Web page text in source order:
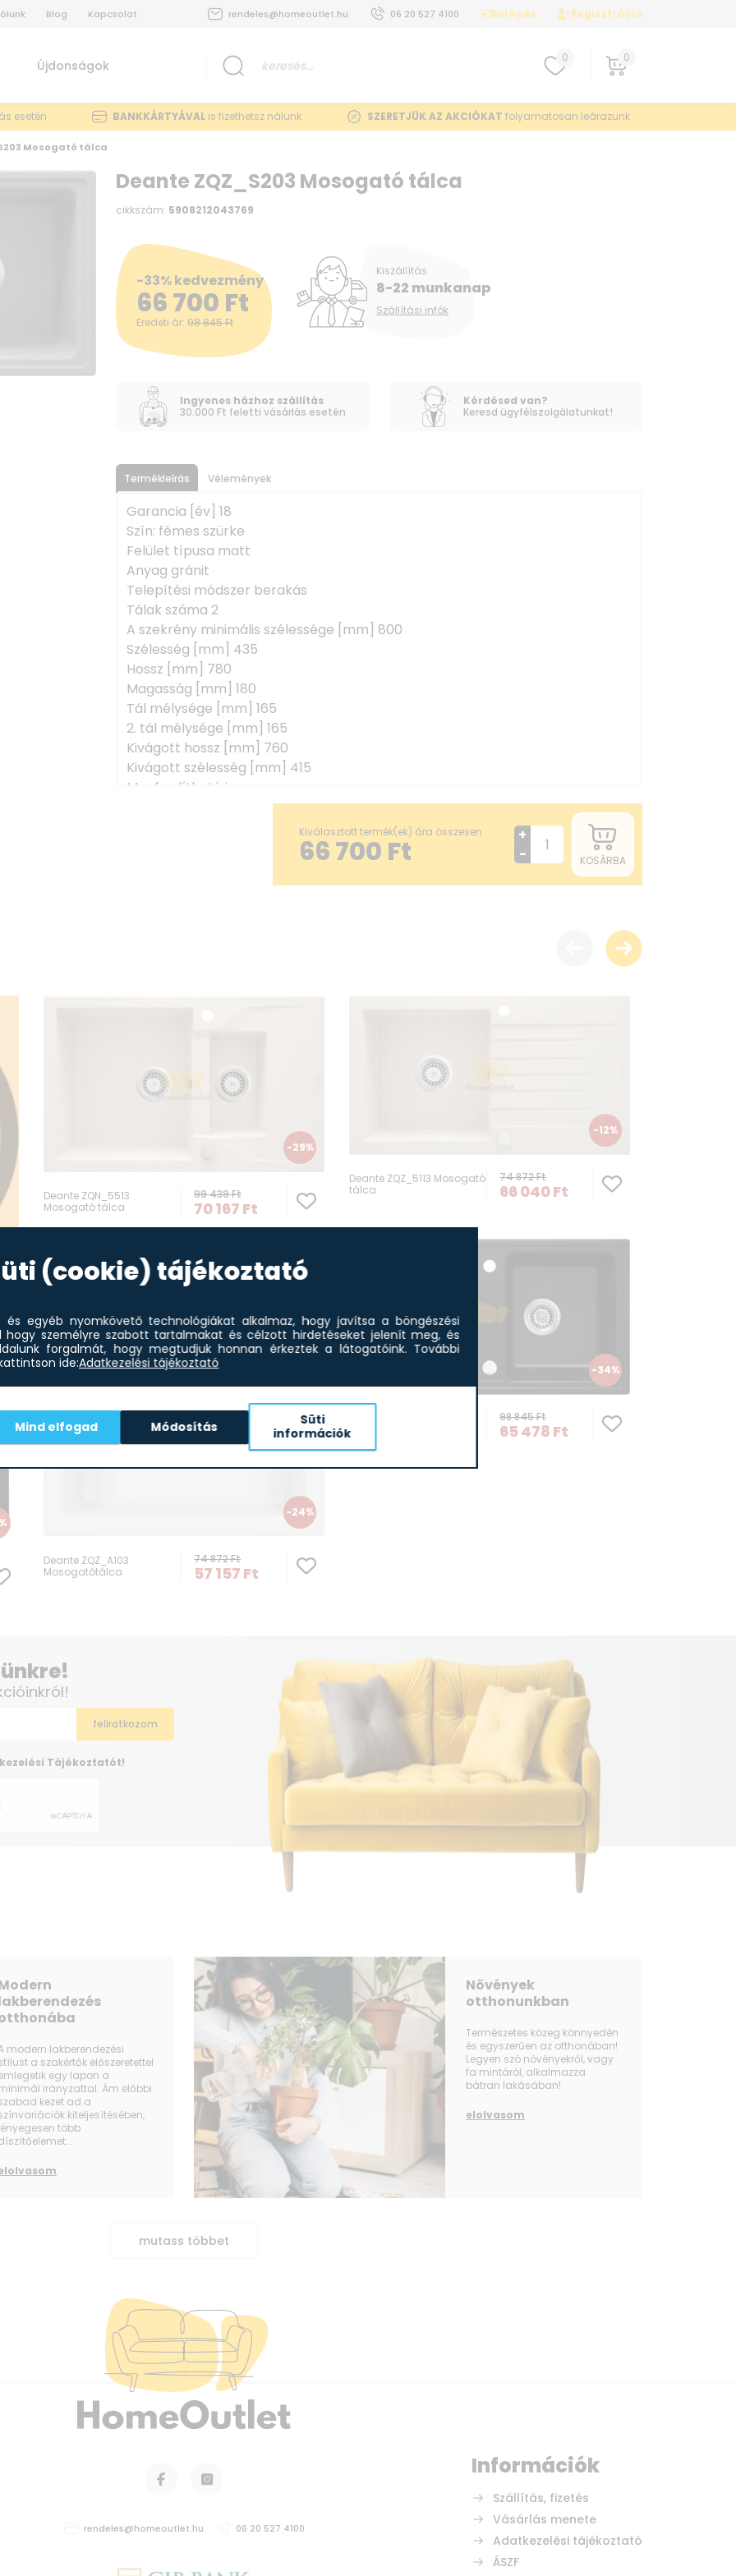
Blog Kapcsolat rendeles@homeoutlet.hu 06 20 527 4100 Belépés Regisztráció
Újdonságok
0 0
esetén BANKKÁRTYÁVAL is fizethetsz nálunk SZERETJÜK AZ AKCIÓKAT folyamatosan leárazunk
Mosogató tálca
Deante ZQZ_S203 Mosogató tálca
cikkszám: 5908212043769
-33% kedvezmény
66 700 Ft
Eredeti ár: 98 845Ft
Kiszállítás
8-22 munkanap
Szállítási infók
Ingyenes házhoz szállítás
30.000 Ft feletti vásárlás esetén
Kérdésed van?
Keresd ügyfélszolgálatunkat!
Termékleírás Vélemények
Garancia [év] 18
Szín: fémes szürke
Felület típusa matt
Anyag gránit
Telepítési módszer berakás
Tálak száma 2
A szekrény minimális szélessége [mm] 800
Szélesség [mm] 435
Hossz [mm] 780
Magasság [mm] 180
Tál mélysége [mm] 165
2. tál mélysége [mm] 165
Kivágott hossz [mm] 760
Kivágott szélesség [mm] 415
Megfordítható igen
Tartozékokkal felszerelve igen
Kiválasztott termék(ek) ára összesen
66 700 Ft
+
-
KOSÁRBA
-29%
Deante ZQN_5513
Mosogató tálca
99 439Ft
70 167 Ft
-24%
Deante ZQZ_A103
Mosogatótálca
74 872Ft
57 157 Ft
-12%
Deante ZQZ_5113 Mosogató
tálca
74 872Ft
66 040Ft
-34%
Mosogató tálca
98 845Ft
65 478 Ft
Tájékoztatót!
modern lakberendezési
a szakértők előszeretettel
egy lapon a
irányzattal. Ám előbbi
kezet ad a
kiteljesítésében,
több
Növények
otthonunkban
Természetes közeg könnyedén
és egyszerűen az otthonában!
Legyen szó növényekről, vagy
fa mintáról, alkalmazza
bátran lakásában!
elolvasom
mutass többet
rendeles@homeoutlet.hu 06 20 527 4100
Információk
Szállítás, fizetés
Vásárlás menete
Adatkezelési tájékoztató
ÁSZF
(cookie) tájékoztató
és egyéb nyomkövető technológiákat alkalmaz, hogy javítsa a böngészési
hogy személyre szabott tartalmakat és célzott hirdetéseket jelenít meg, és
forgalmát, hogy megtudjuk honnan érkeztek a látogatóink. További
ide:Adatkezelési tájékoztató
Mind elfogad Módosítás
Süti
információk